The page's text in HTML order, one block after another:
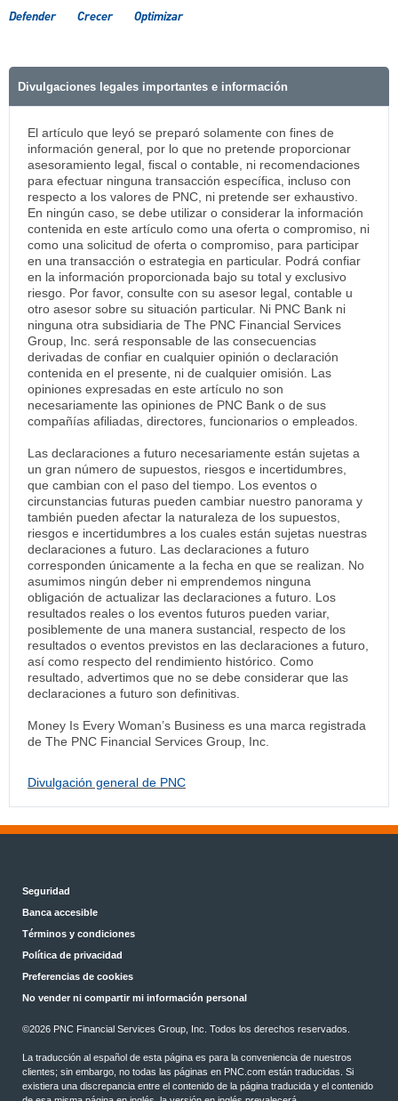
Defender
Crecer Optimizar
Divulgaciones legales importantes e información
El artículo que leyó se preparó solamente con fines de
información general, por lo que no pretende proporcionar
asesoramiento legal, fiscal o contable, ni recomendaciones
para efectuar ninguna transacción específica, incluso con
respecto a los valores de PNC, ni pretende ser exhaustivo.
En ningún caso, se debe utilizar o considerar la información
contenida en este artículo como una oferta o compromiso, ni
como una solicitud de oferta o compromiso, para participar
en una transacción o estrategia en particular. Podrá confiar
en la información proporcionada bajo su total y exclusivo
riesgo. Por favor, consulte con su asesor legal, contable u
otro asesor sobre su situación particular. Ni PNC Bank ni
ninguna otra subsidiaria de The PNC Financial Services
Group, Inc. será responsable de las consecuencias
derivadas de confiar en cualquier opinión o declaración
contenida en el presente, ni de cualquier omisión. Las
opiniones expresadas en este artículo no son
necesariamente las opiniones de PNC Bank o de sus
compañías afiliadas, directores, funcionarios o empleados.
Las declaraciones a futuro necesariamente están sujetas a
un gran número de supuestos, riesgos e incertidumbres,
que cambian con el paso del tiempo. Los eventos o
circunstancias futuras pueden cambiar nuestro panorama y
también pueden afectar la naturaleza de los supuestos,
riesgos e incertidumbres a los cuales están sujetas nuestras
declaraciones a futuro. Las declaraciones a futuro
corresponden únicamente a la fecha en que se realizan. No
asumimos ningún deber ni emprendemos ninguna
obligación de actualizar las declaraciones a futuro. Los
resultados reales o los eventos futuros pueden variar,
posiblemente de una manera sustancial, respecto de los
resultados o eventos previstos en las declaraciones a futuro,
así como respecto del rendimiento histórico. Como
resultado, advertimos que no se debe considerar que las
declaraciones a futuro son definitivas.
Money Is Every Woman’s Business es una marca registrada
de The PNC Financial Services Group, Inc.
Divulgación general de PNC
Seguridad
Banca accesible
Términos y condiciones
Política de privacidad
Preferencias de cookies
No vender ni compartir mi información personal
©2026 PNC Financial Services Group, Inc. Todos los derechos reservados.
La traducción al español de esta página es para la conveniencia de nuestros
clientes; sin embargo, no todas las páginas en PNC.com están traducidas. Si
existiera una discrepancia entre el contenido de la página traducida y el contenido